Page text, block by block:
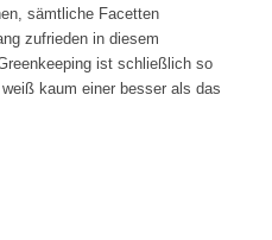
sämtliche Facetten
zufrieden in diesem
ist schließlich so
kaum einer besser als das